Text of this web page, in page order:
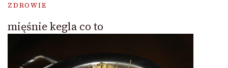
ZDROWIE
mięśnie kegla co to